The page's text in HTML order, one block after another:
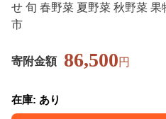
せ 旬 春野菜 夏野菜 秋野菜
市
寄附金額 86,500円
在庫: あり